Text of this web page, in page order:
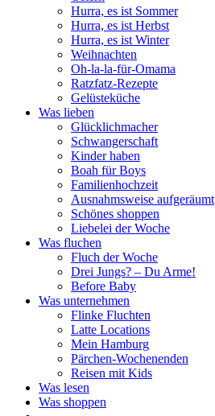
Hurra, es ist Sommer
Hurra, es ist Herbst
Hurra, es ist Winter
Weihnachten
Oh-la-la-für-Omama
Ratzfatz-Rezepte
Gelüsteküche
Was lieben
Glücklichmacher
Schwangerschaft
Kinder haben
Boah für Boys
Familienhochzeit
Ausnahmsweise aufgeräumt
Schönes shoppen
Liebelei der Woche
Was fluchen
Fluch der Woche
Drei Jungs? – Du Arme!
Before Baby
Was unternehmen
Flinke Fluchten
Latte Locations
Mein Hamburg
Pärchen-Wochenenden
Reisen mit Kids
Was lesen
Was shoppen